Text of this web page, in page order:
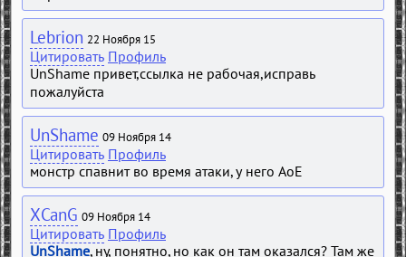
Lebrion 22 Ноября 15
Цитировать Профиль
UnShame привет,ссылка не рабочая,исправь
пожалуйста
UnShame 09 Ноября 14
Цитировать Профиль
монстр спавнит во время атаки, у него AoE
XCanG 09 Ноября 14
Цитировать Профиль
UnShame, ну, понятно, но как он там оказался? Там же